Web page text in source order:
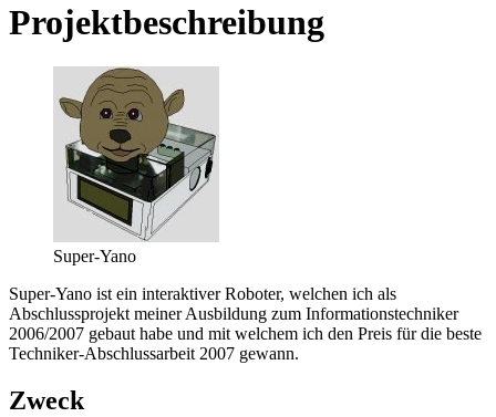
Projektbeschreibung
Super-Yano
Super-Yano ist ein interaktiver Roboter, welchen ich als
Abschlussprojekt meiner Ausbildung zum Informationstechniker
2006/2007 gebaut habe und mit welchem ich den Preis für die beste
Techniker-Abschlussarbeit 2007 gewann.
Zweck